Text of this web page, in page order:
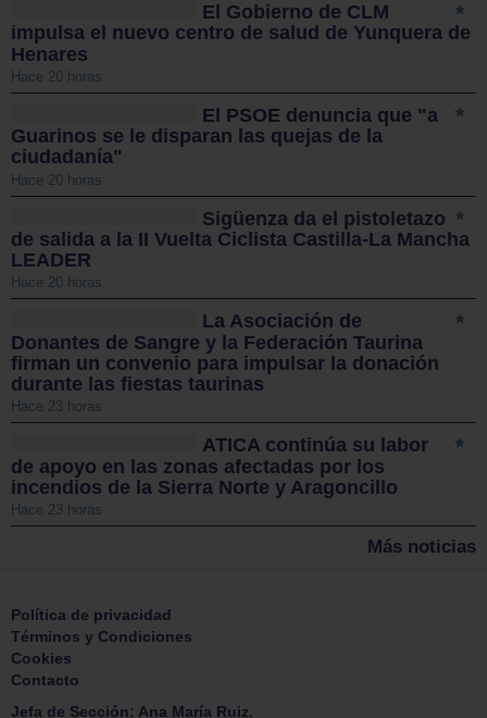
El Gobierno de CLM
impulsa el nuevo centro de salud de Yunquera de
Henares
Hace 20 horas
El PSOE denuncia que "a
Guarinos se le disparan las quejas de la
ciudadanía"
Hace 20 horas
Sigüenza da el pistoletazo
de salida a la II Vuelta Ciclista Castilla-La Mancha
LEADER
Hace 20 horas
La Asociación de
Donantes de Sangre y la Federación Taurina
firman un convenio para impulsar la donación
durante las fiestas taurinas
Hace 23 horas
ATICA continúa su labor
de apoyo en las zonas afectadas por los
incendios de la Sierra Norte y Aragoncillo
Hace 23 horas
Más noticias
Política de privacidad
Términos y Condiciones
Cookies
Contacto
Jefa de Sección: Ana María Ruiz.